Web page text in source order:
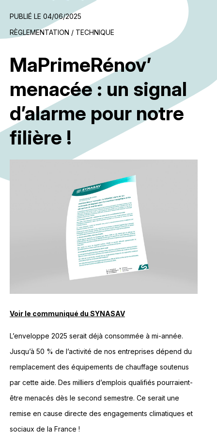
PUBLIÉ LE 04/06/2025
RÈGLEMENTATION / TECHNIQUE
MaPrimeRénov’
menacée : un signal
d’alarme pour notre
filière !
Voir le communiqué du SYNASAV
L’enveloppe 2025 serait déjà consommée à mi-année.
Jusqu’à 50 % de l’activité de nos entreprises dépend du
remplacement des équipements de chauffage soutenus
par cette aide. Des milliers d’emplois qualifiés pourraient-
être menacés dès le second semestre. Ce serait une
remise en cause directe des engagements climatiques et
sociaux de la France !